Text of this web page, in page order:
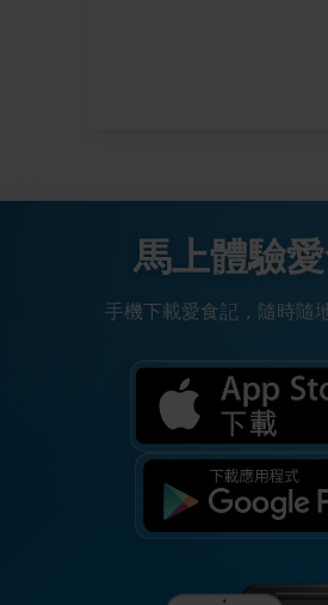
馬上體驗
手機下載愛食記，隨時隨